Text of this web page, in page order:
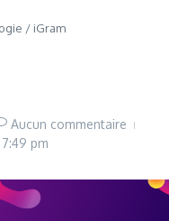
/ iGram
Aucun commentaire
7:49 pm